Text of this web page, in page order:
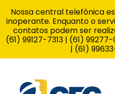
Nossa central telefônica
inoperante. Enquanto o
contatos podem ser
(61) 99127-7313 | (61)
| (61)